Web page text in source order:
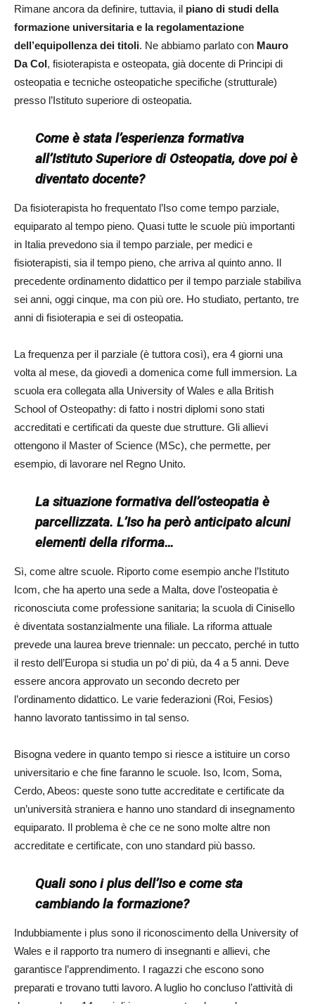
Rimane ancora da definire, tuttavia, il piano di studi della
formazione universitaria e la regolamentazione
dell’equipollenza dei titoli. Ne abbiamo parlato con Mauro
Da Col, fisioterapista e osteopata, già docente di Principi di
osteopatia e tecniche osteopatiche specifiche (strutturale)
presso l’Istituto superiore di osteopatia.
Come è stata l’esperienza formativa
all’Istituto Superiore di Osteopatia, dove poi è
diventato docente?
Da fisioterapista ho frequentato l’Iso come tempo parziale,
equiparato al tempo pieno. Quasi tutte le scuole più importanti
in Italia prevedono sia il tempo parziale, per medici e
fisioterapisti, sia il tempo pieno, che arriva al quinto anno. Il
precedente ordinamento didattico per il tempo parziale stabiliva
sei anni, oggi cinque, ma con più ore. Ho studiato, pertanto, tre
anni di fisioterapia e sei di osteopatia.
La frequenza per il parziale (è tuttora così), era 4 giorni una
volta al mese, da giovedì a domenica come full immersion. La
scuola era collegata alla University of Wales e alla British
School of Osteopathy: di fatto i nostri diplomi sono stati
accreditati e certificati da queste due strutture. Gli allievi
ottengono il Master of Science (MSc), che permette, per
esempio, di lavorare nel Regno Unito.
La situazione formativa dell’osteopatia è
parcellizzata. L’Iso ha però anticipato alcuni
elementi della riforma…
Sì, come altre scuole. Riporto come esempio anche l’Istituto
Icom, che ha aperto una sede a Malta, dove l’osteopatia è
riconosciuta come professione sanitaria; la scuola di Cinisello
è diventata sostanzialmente una filiale. La riforma attuale
prevede una laurea breve triennale: un peccato, perché in tutto
il resto dell’Europa si studia un po’ di più, da 4 a 5 anni. Deve
essere ancora approvato un secondo decreto per
l’ordinamento didattico. Le varie federazioni (Roi, Fesios)
hanno lavorato tantissimo in tal senso.
Bisogna vedere in quanto tempo si riesce a istituire un corso
universitario e che fine faranno le scuole. Iso, Icom, Soma,
Cerdo, Abeos: queste sono tutte accreditate e certificate da
un’università straniera e hanno uno standard di insegnamento
equiparato. Il problema è che ce ne sono molte altre non
accreditate e certificate, con uno standard più basso.
Quali sono i plus dell’Iso e come sta
cambiando la formazione?
Indubbiamente i plus sono il riconoscimento della University of
Wales e il rapporto tra numero di insegnanti e allievi, che
garantisce l’apprendimento. I ragazzi che escono sono
preparati e trovano tutti lavoro. A luglio ho concluso l’attività di